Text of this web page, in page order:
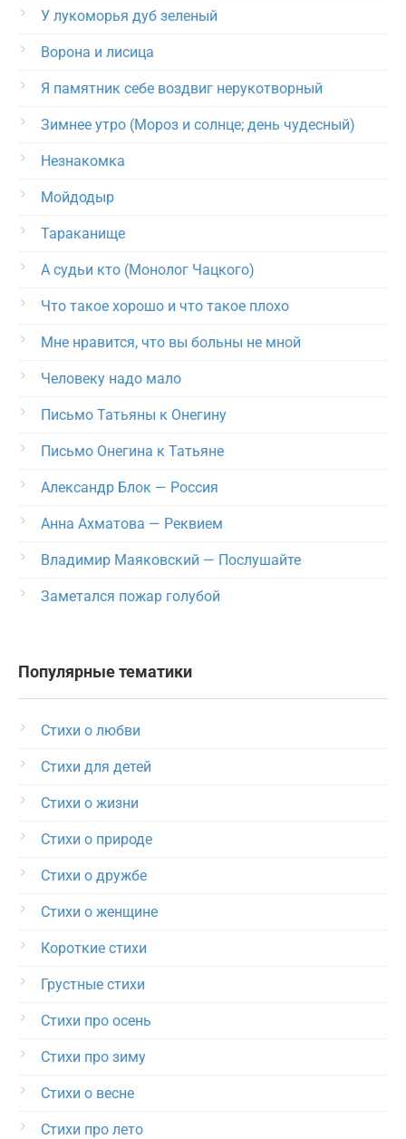
У лукоморья дуб зеленый
Ворона и лисица
Я памятник себе воздвиг нерукотворный
Зимнее утро (Мороз и солнце; день чудесный)
Незнакомка
Мойдодыр
Тараканище
А судьи кто (Монолог Чацкого)
Что такое хорошо и что такое плохо
Мне нравится, что вы больны не мной
Человеку надо мало
Письмо Татьяны к Онегину
Письмо Онегина к Татьяне
Александр Блок — Россия
Анна Ахматова — Реквием
Владимир Маяковский — Послушайте
Заметался пожар голубой
Популярные тематики
Стихи о любви
Стихи для детей
Стихи о жизни
Стихи о природе
Стихи о дружбе
Стихи о женщине
Короткие стихи
Грустные стихи
Стихи про осень
Стихи про зиму
Стихи о весне
Стихи про лето